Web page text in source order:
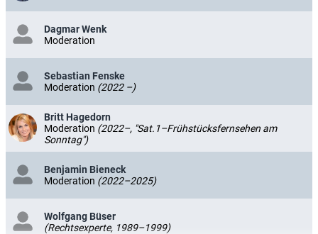
Dagmar Wenk
Moderation
Sebastian Fenske
Moderation (2022 –)
Britt Hagedorn
Moderation (2022–, "Sat.1–Frühstücksfernsehen am
Sonntag")
Benjamin Bieneck
Moderation (2022–2025)
Wolfgang Büser
(Rechtsexperte, 1989–1999)